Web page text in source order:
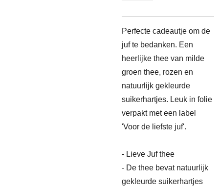
Perfecte cadeautje om de
juf te bedanken. Een
heerlijke thee van milde
groen thee, rozen en
natuurlijk gekleurde
suikerhartjes. Leuk in folie
verpakt met een label
'Voor de liefste juf'.
- Lieve Juf thee
- De thee bevat natuurlijk
gekleurde suikerhartjes